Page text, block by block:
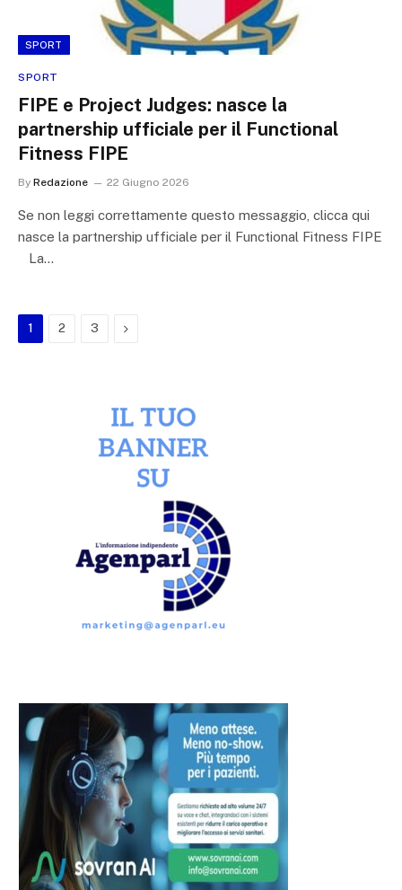
SPORT
SPORT
FIPE e Project Judges: nasce la
partnership ufficiale per il Functional
Fitness FIPE
By Redazione 22 Giugno 2026
Se non leggi correttamente questo messaggio, clicca qui
nasce la partnership ufficiale per il Functional Fitness FIPE
La…
1 2 3 Next